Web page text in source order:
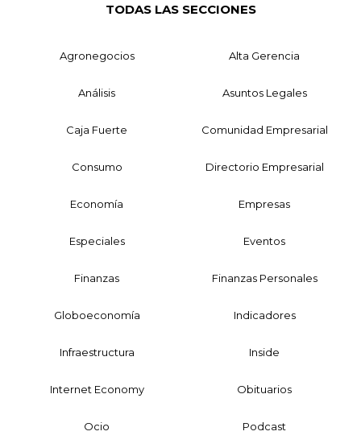
TODAS LAS SECCIONES
Agronegocios Alta Gerencia
Análisis Asuntos Legales
Caja Fuerte Comunidad Empresarial
Consumo Directorio Empresarial
Economía Empresas
Especiales Eventos
Finanzas Finanzas Personales
Globoeconomía Indicadores
Infraestructura Inside
Internet Economy Obituarios
Ocio Podcast